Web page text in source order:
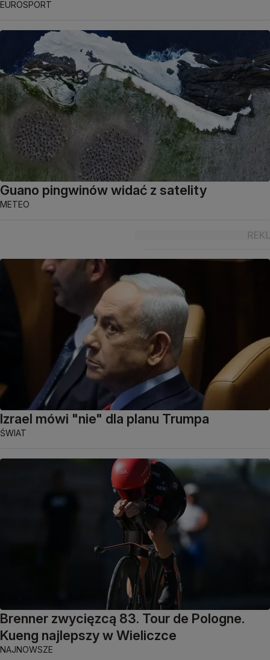
EUROSPORT
Guano pingwinów widać z satelity
METEO
Izrael mówi "nie" dla planu Trumpa
ŚWIAT
Brenner zwycięzcą 83. Tour de Pologne.
Kueng najlepszy w Wieliczce
NAJNOWSZE